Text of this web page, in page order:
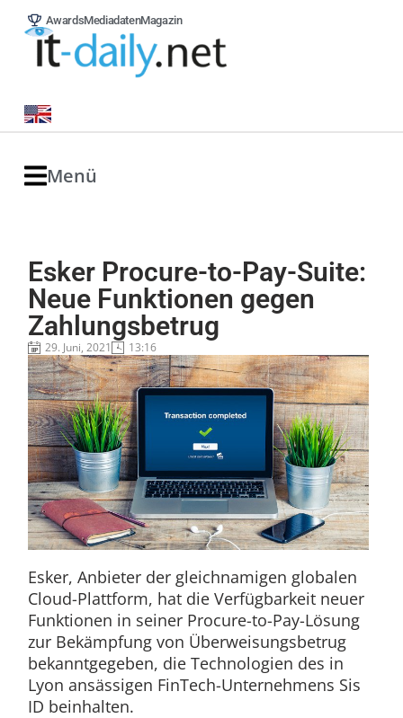
AwardsMediadatenMagazin
Menü
Esker Procure-to-Pay-Suite:
Neue Funktionen gegen
Zahlungsbetrug
29. Juni, 2021 13:16
Esker, Anbieter der gleichnamigen globalen
Cloud-Plattform, hat die Verfügbarkeit neuer
Funktionen in seiner Procure-to-Pay-Lösung
zur Bekämpfung von Überweisungsbetrug
bekanntgegeben, die Technologien des in
Lyon ansässigen FinTech-Unternehmens Sis
ID beinhalten.